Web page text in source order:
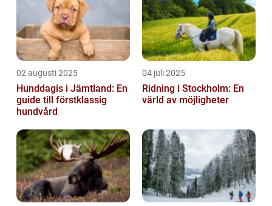
02 augusti 2025
Hunddagis i Jämtland: En
guide till förstklassig
hundvård
04 juli 2025
Ridning i Stockholm: En
värld av möjligheter